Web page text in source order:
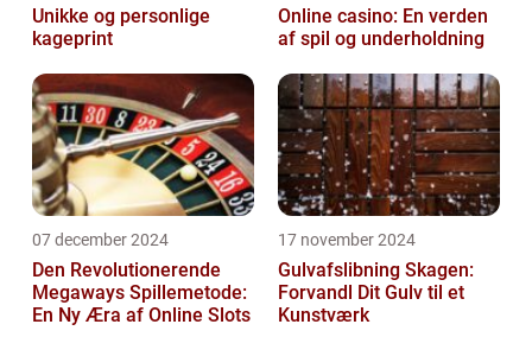
Unikke og personlige
kageprint
Online casino: En verden
af spil og underholdning
07 december 2024
Den Revolutionerende
Megaways Spillemetode:
En Ny Æra af Online Slots
17 november 2024
Gulvafslibning Skagen:
Forvandl Dit Gulv til et
Kunstværk